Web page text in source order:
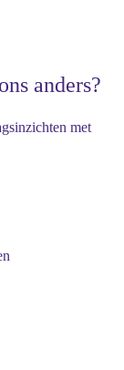
anders?
met